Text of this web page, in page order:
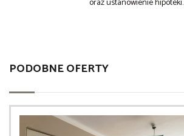
oraz ustanowienie hipoteki.
PODOBNE OFERTY